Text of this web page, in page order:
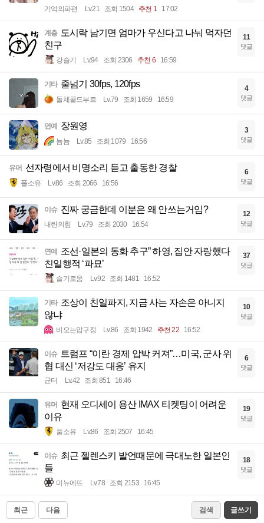
기억의파편 Lv.21 조회 1504 추천 1 17:02
계층 도시락 남기면 엄마가 우신다고 나눠 먹자던
친구
강슬기 Lv.94 조회 2306 추천 6 16:59
11
댓글
기타 줄넘기 30fps, 120fps
돌체콜드부르 Lv.79 조회 1659 16:59
4
댓글
연예 장원영
뇸뇸 Lv.85 조회 1079 16:56
3
댓글
유머 선자령에서 비명소리 듣고 출동한 경찰
풀소유 Lv.86 조회 2066 16:56
6
댓글
이슈 진짜 궁금한데 이분은 왜 안쓰는거임?
내란의힘 Lv.79 조회 2030 16:54
12
댓글
연예
조선·일본의 동화 추구” 하영, 집안 자랑했다
친일행적 ‘파묘’
슬기로움 Lv.92 조회 1481 16:52
37
댓글
기타 조상이 친일파지, 지금 사는 자손은 아니지
않냐
비오는압구정 Lv.86 조회 1942 추천 22 16:52
10
댓글
이슈
트럼프 “이란 경제 압박 커져”…미국, 군사 위
협 대신 ‘저강도 대응’ 유지
균터 Lv.42 조회 851 16:46
6
댓글
유머 현재 오디세이 용산 IMAX 티켓팅이 어려운
이유
풀소유 Lv.86 조회 2507 16:45
19
댓글
이슈 최근 젤렌스키 발언때문에 극대노한 일본인
들
미뉴에뜨 Lv.78 조회 2153 16:45
18
댓글
최근 다음 검색 글쓰기